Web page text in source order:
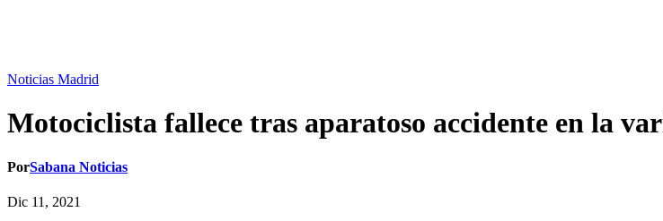
Noticias Madrid
Motociclista fallece tras aparatoso accidente en la
PorSabana Noticias
Dic 11, 2021